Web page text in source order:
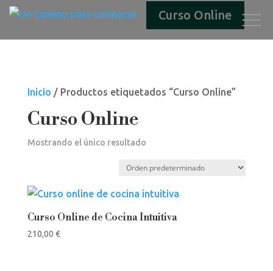
Curso Online
Inicio / Productos etiquetados “Curso Online”
Curso Online
Mostrando el único resultado
Curso Online de Cocina Intuitiva
210,00 €